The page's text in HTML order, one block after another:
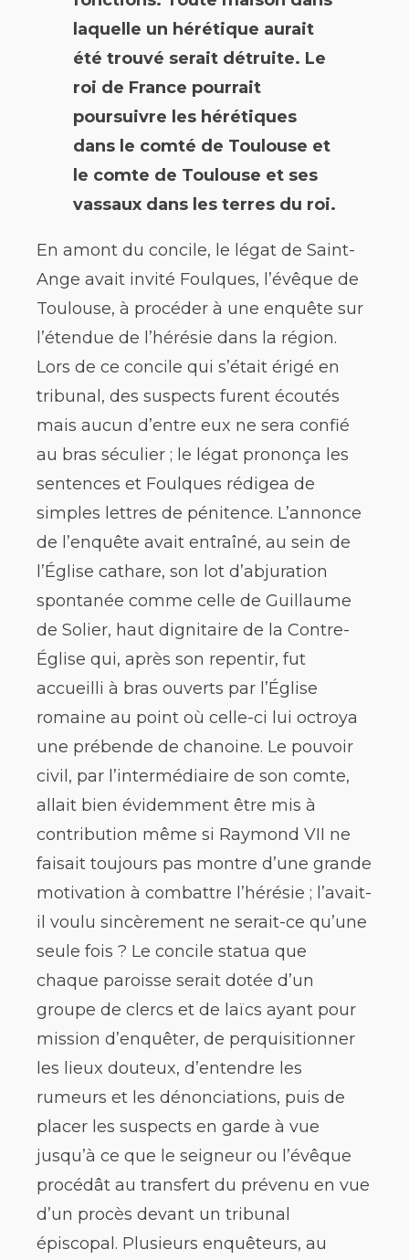
laquelle un hérétique aurait
été trouvé serait détruite. Le
roi de France pourrait
poursuivre les hérétiques
dans le comté de Toulouse et
le comte de Toulouse et ses
vassaux dans les terres du roi.
En amont du concile, le légat de Saint-
Ange avait invité Foulques, l’évêque de
Toulouse, à procéder à une enquête sur
l’étendue de l’hérésie dans la région.
Lors de ce concile qui s’était érigé en
tribunal, des suspects furent écoutés
mais aucun d’entre eux ne sera confié
au bras séculier ; le légat prononça les
sentences et Foulques rédigea de
simples lettres de pénitence. L’annonce
de l’enquête avait entraîné, au sein de
l’Église cathare, son lot d’abjuration
spontanée comme celle de Guillaume
de Solier, haut dignitaire de la Contre-
Église qui, après son repentir, fut
accueilli à bras ouverts par l’Église
romaine au point où celle-ci lui octroya
une prébende de chanoine. Le pouvoir
civil, par l’intermédiaire de son comte,
allait bien évidemment être mis à
contribution même si Raymond VII ne
faisait toujours pas montre d’une grande
motivation à combattre l’hérésie ; l’avait-
il voulu sincèrement ne serait-ce qu’une
seule fois ? Le concile statua que
chaque paroisse serait dotée d’un
groupe de clercs et de laïcs ayant pour
mission d’enquêter, de perquisitionner
les lieux douteux, d’entendre les
rumeurs et les dénonciations, puis de
placer les suspects en garde à vue
jusqu’à ce que le seigneur ou l’évêque
procédât au transfert du prévenu en vue
d’un procès devant un tribunal
épiscopal. Plusieurs enquêteurs, au